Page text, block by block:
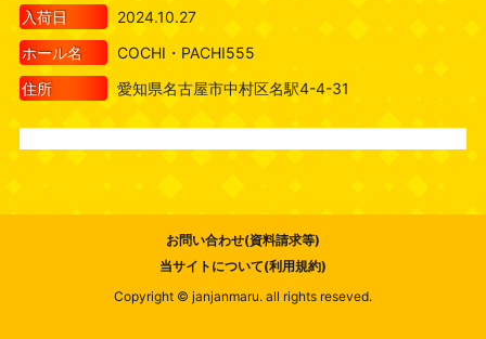
入荷日
2024.10.27
ホール名
COCHI・PACHI555
住所
愛知県名古屋市中村区名駅4-4-31
お問い合わせ(資料請求等)
当サイトについて(利用規約)
Copyright © janjanmaru. all rights reseved.